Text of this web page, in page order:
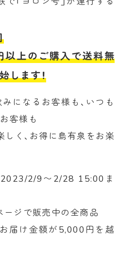
上のご購入で送料無
します！
になるお客様も、いつも
客様も
しく、お得に島有泉をお楽
2/9〜2/28 15:00ま
ージで販売中の全商品
届け金額が5,000円を越